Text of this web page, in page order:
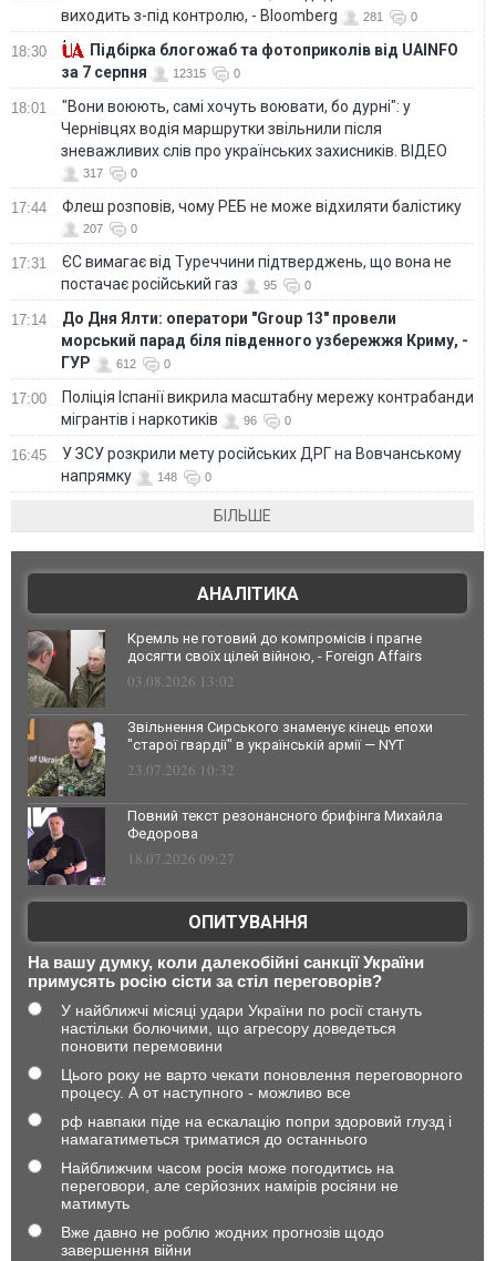
виходить з-під контролю, - Bloomberg
281 0
18:30
Підбірка блогожаб та фотоприколів від UAINFO
за 7 серпня
12315 0
18:01
"Вони воюють, самі хочуть воювати, бо дурні": у
Чернівцях водія маршрутки звільнили після
зневажливих слів про українських захисників. ВІДЕО
317 0
17:44 Флеш розповів, чому РЕБ не може відхиляти балістику
207 0
17:31
ЄС вимагає від Туреччини підтверджень, що вона не
постачає російський газ
95 0
17:14
До Дня Ялти: оператори "Group 13" провели
морський парад біля південного узбережжя Криму, -
ГУР
612 0
17:00
Поліція Іспанії викрила масштабну мережу контрабанди
мігрантів і наркотиків
96 0
16:45
У ЗСУ розкрили мету російських ДРГ на Вовчанському
напрямку
148 0
БІЛЬШЕ
АНАЛІТИКА
Кремль не готовий до компромісів і прагне
досягти своїх цілей війною, - Foreign Affairs
03.08.2026 13:02
Звільнення Сирського знаменує кінець епохи
"старої гвардії" в українській армії — NYT
23.07.2026 10:32
Повний текст резонансного брифінга Михайла
Федорова
18.07.2026 09:27
ОПИТУВАННЯ
На вашу думку, коли далекобійні санкції України
примусять росію сісти за стіл переговорів?
У найближчі місяці удари України по росії стануть
настільки болючими, що агресору доведеться
поновити перемовини
Цього року не варто чекати поновлення переговорного
процесу. А от наступного - можливо все
рф навпаки піде на ескалацію попри здоровий глузд і
намагатиметься триматися до останнього
Найближчим часом росія може погодитись на
переговори, але серйозних намірів росіяни не
матимуть
Вже давно не роблю жодних прогнозів щодо
завершення війни